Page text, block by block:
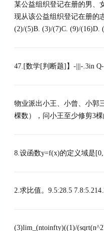
某公益组织登记在册的男、
现从该公益组织登记在册的
(2)/(5)B. (3)/(7)C. (9)/(16)D.
47.[数学[判断题]】-|||-.3in
物业派出小王、小曾、小郭
棵数），问小王至少修剪3
8.设函数y=f(x)的定义域是
2.求比值。9.5:28.5
(3)lim_(ntoinfty)((1)/